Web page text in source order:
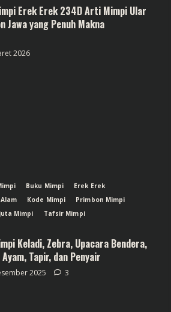
Erek Erek 234D Arti Mimpi Ular
Jawa yang Penuh Makna
2026
Buku Mimpi
Erek Erek
Kode Mimpi
Primbon Mimpi
Mimpi Tafsir Mimpi
Keladi, Zebra, Upacara Bendera,
Tapir, dan Penyair
2025 3